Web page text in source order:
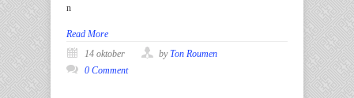
n
Read More
14 oktober
byTon Roumen
0 Comment